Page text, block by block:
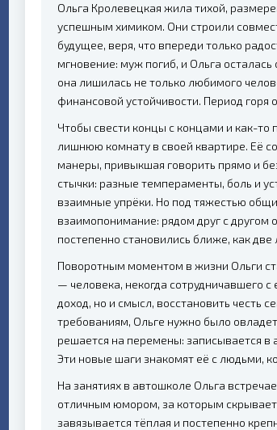
Ольга Кролевецкая жила тихой,
успешным химиком. Они строили
будущее, веря, что впереди только
мгновение: муж погиб, и Ольга
она лишилась не только любимого
финансовой устойчивости. Период
Чтобы свести концы с концами и как-то
лишнюю комнату в своей квартире. Её
манеры, привыкшая говорить прямо и
стычки: разные темпераменты, боль и
взаимные упрёки. Но под тяжестью
взаимопонимание: рядом друг с
постепенно становились ближе, как
Поворотным моментом в жизни Ольги
— человека, некогда сотрудничавшего
доход, но и смысл, восстановить честь
требованиям, Ольге нужно было
решается на перемены: записывается в
Эти новые шаги знакомят её с людьми,
На занятиях в автошколе Ольга
отличным юмором, за которым
завязывается тёплая и постепенно